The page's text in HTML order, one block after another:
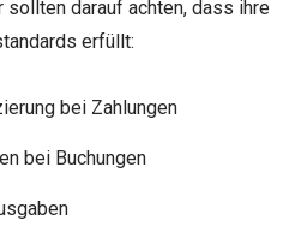
darauf achten, dass ihre
erfüllt:
bei Zahlungen
bei Buchungen